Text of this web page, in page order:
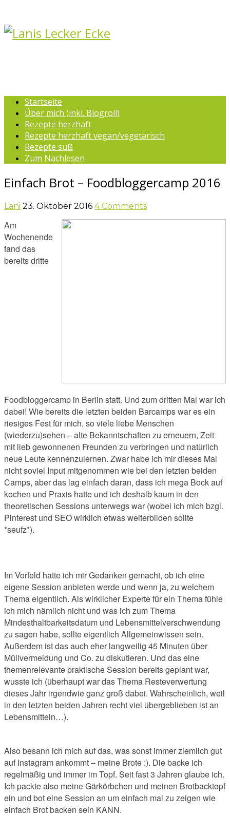
Startseite
Über mich (inkl. Blogroll)
Rezepte herzhaft
Rezepte herzhaft vegan/vegetarisch
Rezepte süß
Zum Nachlesen
Einfach Brot – Foodbloggercamp 2016
Lani 23. Oktober 2016 4 Comments
Am
Wochenende
fand das
bereits dritte
Foodbloggercamp in Berlin statt. Und zum dritten Mal war ich
dabei! Wie bereits die letzten beiden Barcamps war es ein
riesiges Fest für mich, so viele liebe Menschen
(wiederzu)sehen – alte Bekanntschaften zu erneuern, Zeit
mit lieb gewonnenen Freunden zu verbringen und natürlich
neue Leute kennenzulernen. Zwar habe ich mir dieses Mal
nicht soviel Input mitgenommen wie bei den letzten beiden
Camps, aber das lag einfach daran, dass ich mega Bock auf
kochen und Praxis hatte und ich deshalb kaum in den
theoretischen Sessions unterwegs war (wobei ich mich bzgl.
Pinterest und SEO wirklich etwas weiterbilden sollte
*seufz*).
Im Vorfeld hatte ich mir Gedanken gemacht, ob ich eine
eigene Session anbieten werde und wenn ja, zu welchem
Thema eigentlich. Als wirklicher Experte für ein Thema fühle
ich mich nämlich nicht und was ich zum Thema
Mindesthaltbarkeitsdatum und Lebensmittelverschwendung
zu sagen habe, sollte eigentlich Allgemeinwissen sein.
Außerdem ist das auch eher langweilig 45 Minuten über
Müllvermeidung und Co. zu diskutieren. Und das eine
themenrelevante praktische Session bereits geplant war,
wusste ich (überhaupt war das Thema Resteverwertung
dieses Jahr irgendwie ganz groß dabei. Wahrscheinlich, weil
in den letzten beiden Jahren recht viel übergeblieben ist an
Lebensmitteln…).
Also besann ich mich auf das, was sonst immer ziemlich gut
auf Instagram ankommt – meine Brote :). Die backe ich
regelmäßig und immer im Topf. Seit fast 3 Jahren glaube ich.
Ich packte also meine Gärkörbchen und meinen Brotbacktopf
ein und bot eine Session an um einfach mal zu zeigen wie
einfach Brot backen sein KANN.